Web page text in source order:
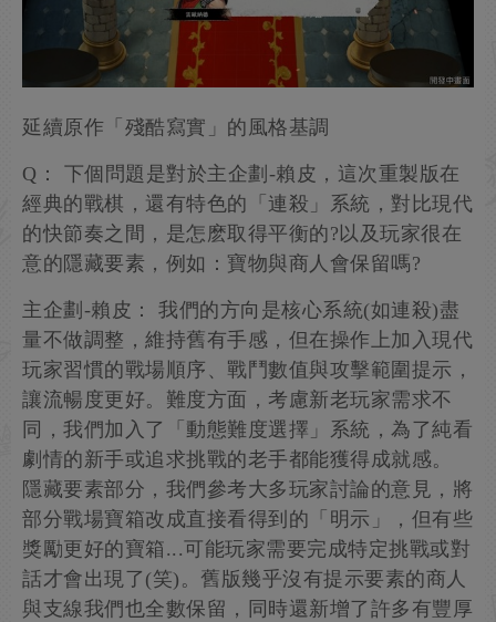
延續原作「殘酷寫實」的風格基調
Q： 下個問題是對於主企劃-賴皮，這次重製版在
經典的戰棋，還有特色的「連殺」系統，對比現代
的快節奏之間，是怎麽取得平衡的?以及玩家很在
意的隱藏要素，例如：寶物與商人會保留嗎?
主企劃-賴皮： 我們的方向是核心系統(如連殺)盡
量不做調整，維持舊有手感，但在操作上加入現代
玩家習慣的戰場順序、戰鬥數值與攻擊範圍提示，
讓流暢度更好。難度方面，考慮新老玩家需求不
同，我們加入了「動態難度選擇」系統，為了純看
劇情的新手或追求挑戰的老手都能獲得成就感。
隱藏要素部分，我們參考大多玩家討論的意見，將
部分戰場寶箱改成直接看得到的「明示」，但有些
獎勵更好的寶箱...可能玩家需要完成特定挑戰或對
話才會出現了(笑)。舊版幾乎沒有提示要素的商人
與支線我們也全數保留，同時還新增了許多有豐厚